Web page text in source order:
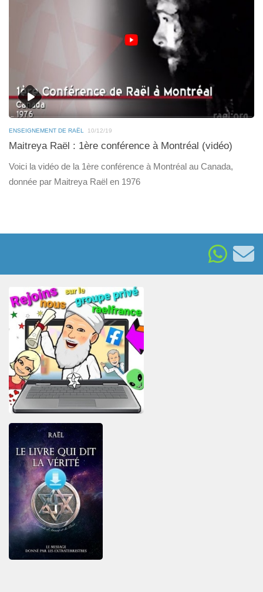
ENSEIGNEMENT DE RAËL 10/12/19
Maitreya Raël : 1ère conférence à Montréal (vidéo)
Voici la vidéo de la 1ère conférence à Montréal au Canada,
donnée par Maitreya Raël en 1976